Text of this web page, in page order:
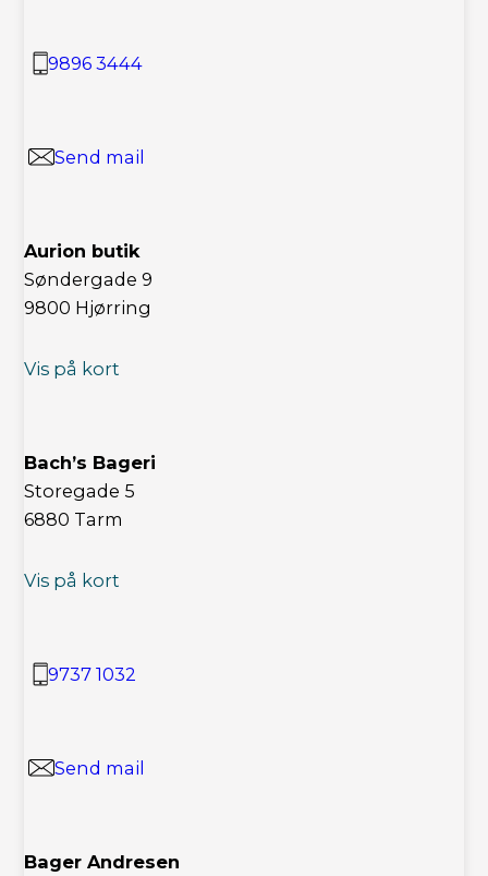
9896 3444
Send mail
Aurion butik
Søndergade 9
9800 Hjørring
Vis på kort
Bach’s Bageri
Storegade 5
6880 Tarm
Vis på kort
9737 1032
Send mail
Bager Andresen